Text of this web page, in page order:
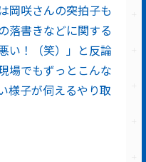
岡咲さんの突拍子も
落書きなどに関する
い！（笑）」と反論
場でもずっとこんな
様子が伺えるやり取